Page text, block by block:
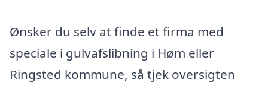
Ønsker du selv at finde et firma med
speciale i gulvafslibning i Høm eller
Ringsted kommune, så tjek oversigten